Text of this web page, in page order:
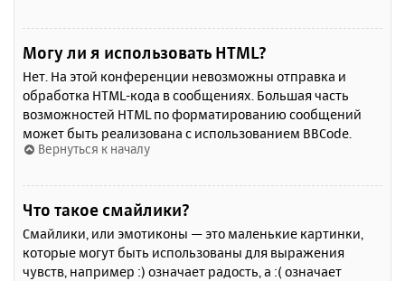
Могу ли я использовать HTML?
Нет. На этой конференции невозможны отправка и
обработка HTML-кода в сообщениях. Большая часть
возможностей HTML по форматированию сообщений
может быть реализована с использованием BBCode.
Вернуться к началу
Что такое смайлики?
Смайлики, или эмотиконы — это маленькие картинки,
которые могут быть использованы для выражения
чувств, например :) означает радость, а :( означает